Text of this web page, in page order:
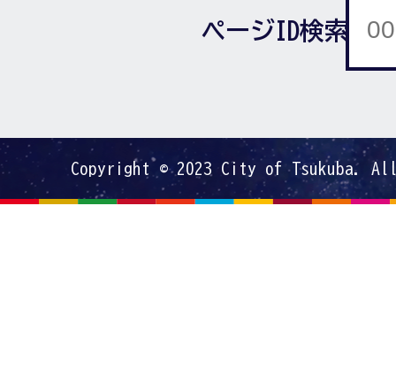
ページID検索
Copyright © 2023 City of Tsukuba.